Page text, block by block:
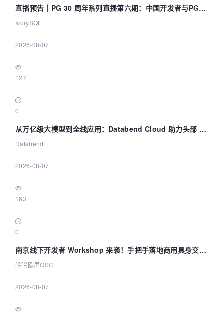
直播预告｜PG 30 周年系列直播第六期：中国开发者与PG内
核——我们改得动吗？我们贡献了什么？
IvorySQL
2026-08-07
127
0
从万亿级大模型到全线应用：Databend Cloud 助力头部 AI
企业构建全链路 Trace 数据管道
Databend
2026-08-07
163
0
南京线下开发者 Workshop 来袭！手把手落地商用具身交互
智能 Agent 应用
哈哈欧尼OSC
2026-08-07